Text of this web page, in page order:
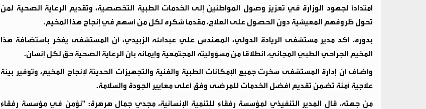
امتدادًا لجهود الوزارة في تعزيز وصول المواطنين إلى الخدمات الطبية التخصصية، وتقديم الرعاية الصحية لمن
تحول ظروفهم المعيشية دون الحصول على العلاج، مقدمًا شكره لكل من أسهم في إنجاح هذا المخيم.
بدوره، أكد مدير مستشفى الريادة الدولي، المهندس علي عبدالله الزبيدي، أن المستشفى يفخر باستضافة هذا
المخيم الجراحي الطبي المجاني، انطلاقًا من مسؤوليته المجتمعية وإيمانه بأن الرعاية الصحية حق لكل إنسان.
وأضاف أن إدارة المستشفى سخرت جميع الإمكانات الطبية والفنية والتجهيزات الحديثة لإنجاح المخيم، وتوفير بيئة
علاجية آمنة تضمن تقديم أفضل الخدمات للمرضى وفق أعلى معايير الجودة والسلامة.
من جهته، قال المدير التنفيذي لمؤسسة رفقاء للتنمية الإنسانية، مجدي جمال هرهرة: "نؤمن في مؤسسة رفقاء